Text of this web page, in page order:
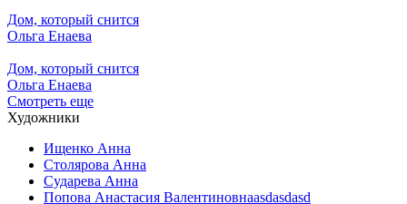
Дом, который снится
Ольга Енаева
Дом, который снится
Ольга Енаева
Смотреть еще
Художники
Ищенко Анна
Столярова Анна
Сударева Анна
Попова Анастасия Валентиновнаasdasdasd